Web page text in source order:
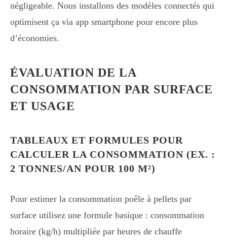
négligeable. Nous installons des modèles connectés qui
optimisent ça via app smartphone pour encore plus
d’économies.
ÉVALUATION DE LA
CONSOMMATION PAR SURFACE
ET USAGE
TABLEAUX ET FORMULES POUR
CALCULER LA CONSOMMATION (EX. :
2 TONNES/AN POUR 100 M²)
Pour estimer la consommation poêle à pellets par
surface utilisez une formule basique : consommation
horaire (kg/h) multipliée par heures de chauffe